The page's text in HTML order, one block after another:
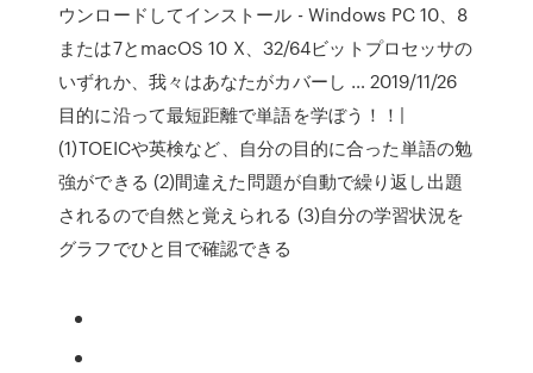
ウンロードしてインストール - Windows PC 10、8
または7とmacOS 10 X、32/64ビットプロセッサの
いずれか、我々はあなたがカバーし … 2019/11/26
目的に沿って最短距離で単語を学ぼう！！|
(1)TOEICや英検など、自分の目的に合った単語の勉
強ができる (2)間違えた問題が自動で繰り返し出題
されるので自然と覚えられる (3)自分の学習状況を
グラフでひと目で確認できる